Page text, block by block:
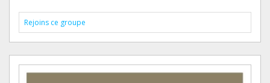
Rejoins ce groupe